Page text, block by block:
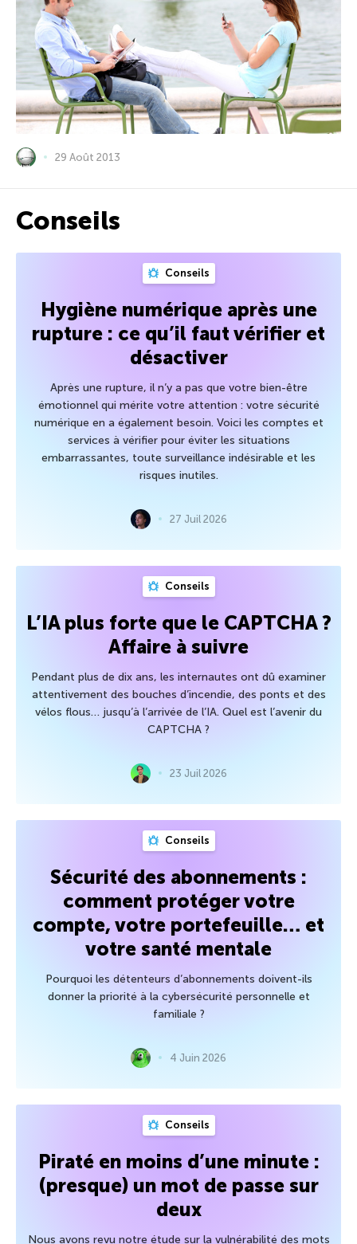
29 Août 2013
Conseils
Conseils
Hygiène numérique après une
rupture : ce qu’il faut vérifier et
désactiver
Après une rupture, il n’y a pas que votre bien-être
émotionnel qui mérite votre attention : votre sécurité
numérique en a également besoin. Voici les comptes et
services à vérifier pour éviter les situations
embarrassantes, toute surveillance indésirable et les
risques inutiles.
27 Juil 2026
Conseils
L’IA plus forte que le CAPTCHA ?
Affaire à suivre
Pendant plus de dix ans, les internautes ont dû examiner
attentivement des bouches d’incendie, des ponts et des
vélos flous… jusqu’à l’arrivée de l’IA. Quel est l’avenir du
CAPTCHA ?
23 Juil 2026
Conseils
Sécurité des abonnements :
comment protéger votre
compte, votre portefeuille… et
votre santé mentale
Pourquoi les détenteurs d’abonnements doivent-ils
donner la priorité à la cybersécurité personnelle et
familiale ?
4 Juin 2026
Conseils
Piraté en moins d’une minute :
(presque) un mot de passe sur
deux
Nous avons revu notre étude sur la vulnérabilité des mots